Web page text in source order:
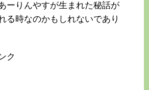
ーりんやすが生まれた秘話が
る時なのかもしれないであり
ク